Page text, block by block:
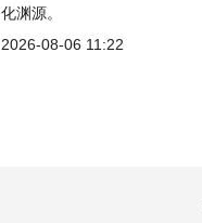
化渊源。
2026-08-06 11:22